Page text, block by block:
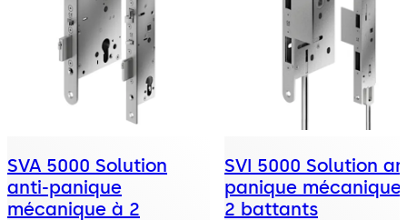
SVA 5000 Solution
anti-panique
mécanique à 2
SVI 5000 Solution
panique mécanique
2 battants